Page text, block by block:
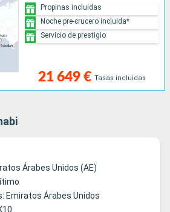
21 649 € Tasas incluidas
Propinas incluidas
Noche pre-crucero incluida*
Servicio de prestigio
Árabes Unidos (AE)
Emiratos Árabes Unidos